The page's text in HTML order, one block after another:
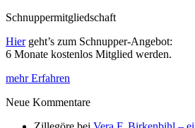
Schnuppermitgliedschaft
Hiergeht’s zum Schnupper-Angebot:
6 Monate kostenlos Mitglied werden.
mehr Erfahren
Neue Kommentare